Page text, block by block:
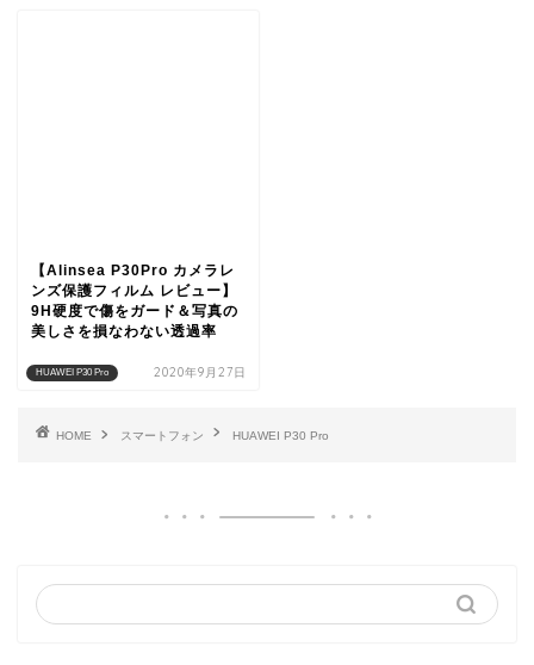
HUAWEI P30 Pro
【Alinsea P30Pro カメラレ
ンズ保護フィルム レビュー】
9H硬度で傷をガード＆写真の
美しさを損なわない透過率
2020年9月27日
HOME スマートフォン HUAWEI P30 Pro